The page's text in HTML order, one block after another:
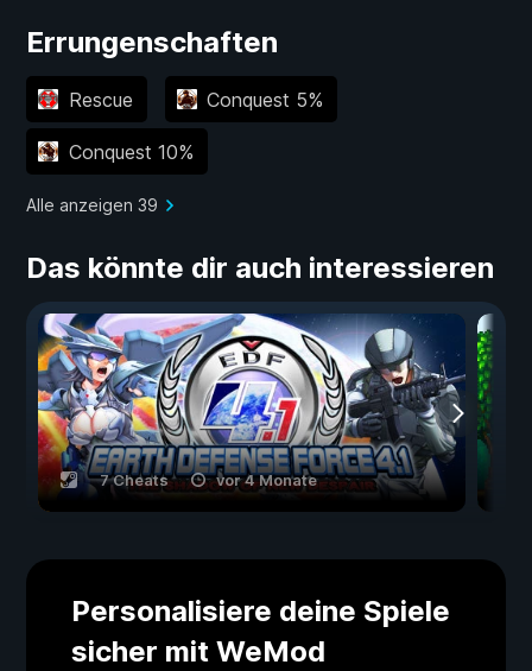
Errungenschaften
Rescue Conquest 5%
Conquest 10%
Alle anzeigen 39
Das könnte dir auch interessieren
7 Cheats vor 4 Monate
Personalisiere deine Spiele
sicher mit WeMod